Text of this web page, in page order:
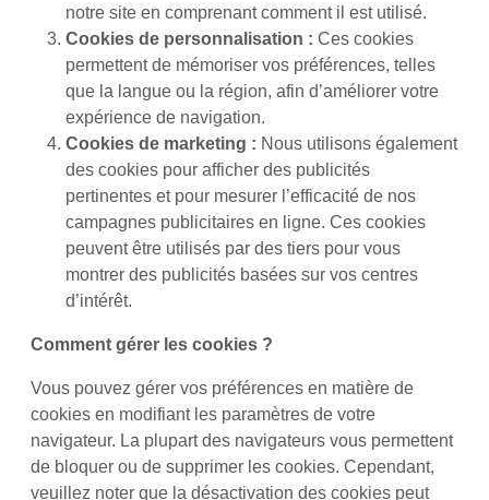
notre site en comprenant comment il est utilisé.
Cookies de personnalisation : Ces cookies
permettent de mémoriser vos préférences, telles
que la langue ou la région, afin d’améliorer votre
expérience de navigation.
Cookies de marketing : Nous utilisons également
des cookies pour afficher des publicités
pertinentes et pour mesurer l’efficacité de nos
campagnes publicitaires en ligne. Ces cookies
peuvent être utilisés par des tiers pour vous
montrer des publicités basées sur vos centres
d’intérêt.
Comment gérer les cookies ?
Vous pouvez gérer vos préférences en matière de
cookies en modifiant les paramètres de votre
navigateur. La plupart des navigateurs vous permettent
de bloquer ou de supprimer les cookies. Cependant,
veuillez noter que la désactivation des cookies peut